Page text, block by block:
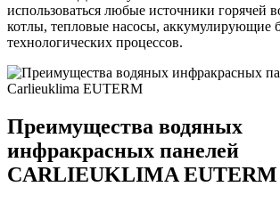
использоваться любые источники горячей
котлы, тепловые насосы, аккумулирующие
технологических процессов.
Преимущества водяных
инфракрасных панелей
CARLIEUKLIMA EUTERM